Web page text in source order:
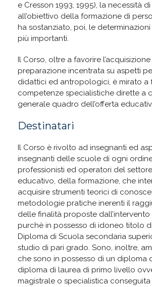
e Cresson 1993, 1995), la necessità
all’obiettivo della formazione di
ha sostanziato, poi, le
più importanti.
Il Corso, oltre a favorire
preparazione incentrata su aspetti
didattici ed antropologici, è mirato a
competenze specialistiche dirette a
generale quadro dell’offerta
Destinatari
Il Corso è rivolto ad insegnanti ed
insegnanti delle scuole di ogni
professionisti ed operatori del
educativo, della formazione, che
acquisire strumenti teorici di
metodologie pratiche inerenti il
delle finalità proposte dall’intervento
purchè in possesso di idoneo titolo
Diploma di Scuola secondaria
studio di pari grado. Sono, inoltre,
che sono in possesso di un diploma
diploma di laurea di primo livello
magistrale o specialistica